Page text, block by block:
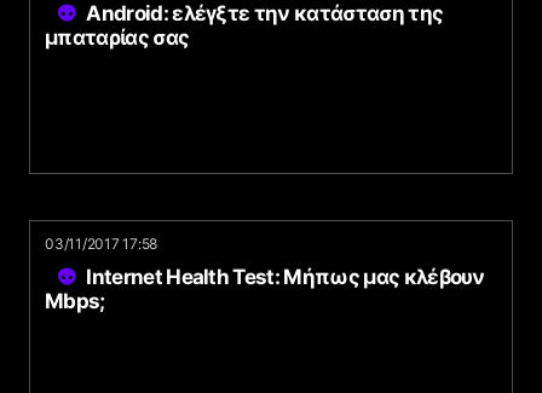
Android: ελέγξτε την κατάσταση της
μπαταρίας σας
03/11/2017 17:58
Internet Health Test: Μήπως μας κλέβουν
Mbps;